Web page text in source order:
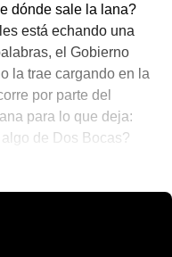
dónde sale la lana?
está echando una
el Gobierno
la trae cargando en la
por parte del
para lo que deja:
de Dos Bocas?